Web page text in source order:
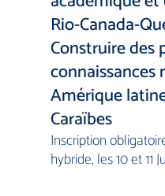
Rio-Canada-
Construire des
connaissances
Amérique
Caraïbes
Inscription
hybride, les 10 et 11